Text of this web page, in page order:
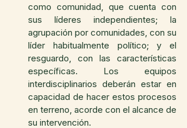
como comunidad, que cuenta con
sus líderes independientes; la
agrupación por comunidades, con su
líder habitualmente político; y el
resguardo, con las características
específicas. Los equipos
interdisciplinarios deberán estar en
capacidad de hacer estos procesos
en terreno, acorde con el alcance de
su intervención.